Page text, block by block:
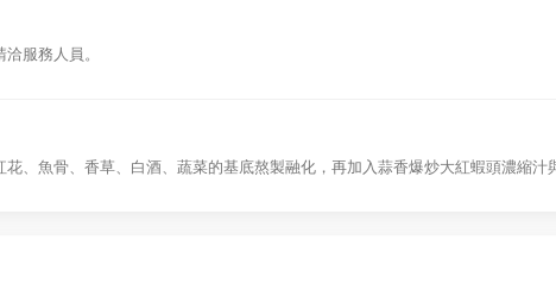
服務人員。
、魚骨、香草、白酒、蔬菜的基底熬製融化，再加入蒜香爆炒大紅蝦頭濃縮